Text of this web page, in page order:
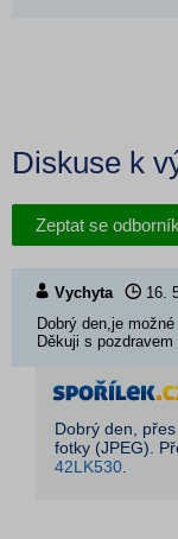
Diskuse k
Zeptat se
Vychyta 16.
Dobrý den,je
Děkuji s
Dobrý den,
fotky (JPEG).
42LK530